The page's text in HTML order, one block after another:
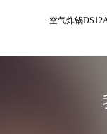
空气炸锅